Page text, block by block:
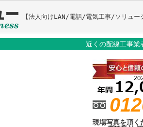
近くの配線工事業
現場写真を頂く